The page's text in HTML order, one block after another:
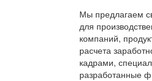
Мы предлагаем
для
компаний,
расчета
кадрами,
разработанные